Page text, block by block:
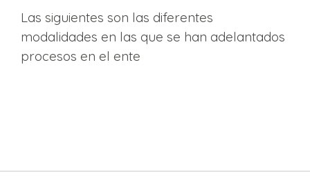
Las siguientes son las diferentes
modalidades en las que se han adelantados
procesos en el ente